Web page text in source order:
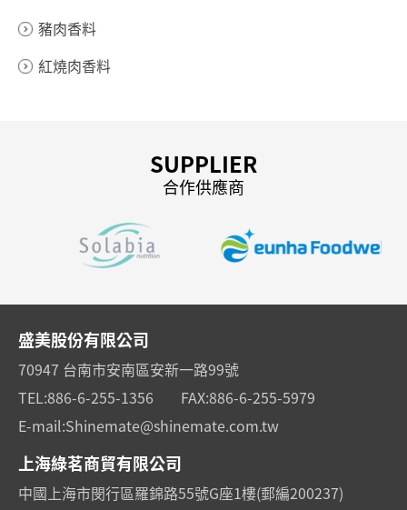
豬肉香料
紅燒肉香料
SUPPLIER
合作供應商
盛美股份有限公司
70947 台南市安南區安新一路99號
TEL:886-6-255-1356 FAX:886-6-255-5979
E-mail:Shinemate@shinemate.com.tw
上海綠茗商貿有限公司
中國上海市閔行區羅錦路55號G座1樓(郵編200237)